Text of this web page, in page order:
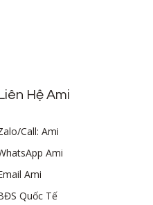
Liên Hệ Ami
Call: Ami
Ami
Ami
Quốc Tế